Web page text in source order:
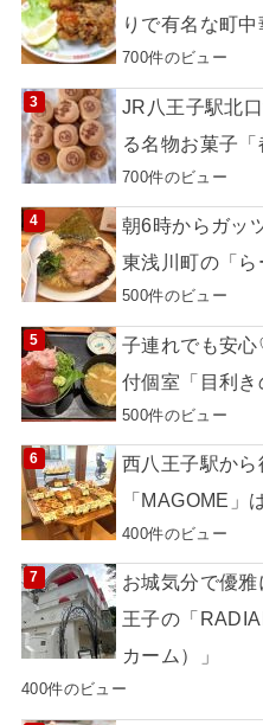
りで有名な町
700件のビュー
JR八王子駅北
る名物お菓子「
700件のビュー
朝6時からガッ
東浅川町の「ら
500件のビュー
子連れでも安
付個室「目利
500件のビュー
西八王子駅か
「MAGOME」
400件のビュー
お城気分で優
王子の「
カーム）」
400件のビュー